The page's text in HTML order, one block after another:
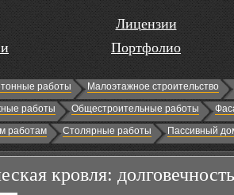
Лицензии
Портфолио
работы Малоэтажное строительство
работы Общестроительные работы
работам Столярные работы Пассивный
кровля: